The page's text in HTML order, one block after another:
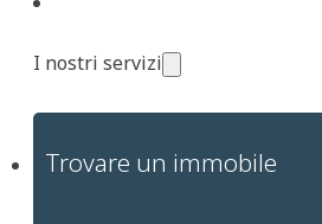
I nostri servizi
Trovare un immobile